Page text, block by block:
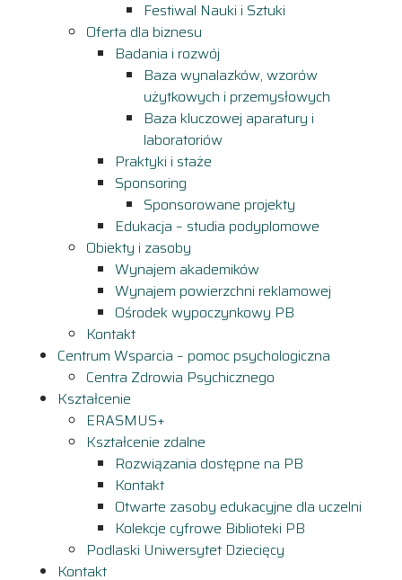
Festiwal Nauki i Sztuki
Oferta dla biznesu
Badania i rozwój
Baza wynalazków, wzorów
użytkowych i przemysłowych
Baza kluczowej aparatury i
laboratoriów
Praktyki i staże
Sponsoring
Sponsorowane projekty
Edukacja – studia podyplomowe
Obiekty i zasoby
Wynajem akademików
Wynajem powierzchni reklamowej
Ośrodek wypoczynkowy PB
Kontakt
Centrum Wsparcia – pomoc psychologiczna
Centra Zdrowia Psychicznego
Kształcenie
ERASMUS+
Kształcenie zdalne
Rozwiązania dostępne na PB
Kontakt
Otwarte zasoby edukacyjne dla uczelni
Kolekcje cyfrowe Biblioteki PB
Podlaski Uniwersytet Dziecięcy
Kontakt